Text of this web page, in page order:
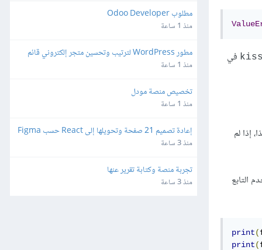
في
إذا لم
التابع
print(
print(
مطلوب Odoo Developer
منذ 1 ساعة
مطور WordPress لترتيب وتحسين متجر إلكتروني قائم
منذ 1 ساعة
تخصيص منصة مودل
منذ 1 ساعة
إعادة تصميم 21 صفحة وتحويلها إلى React حسب Figma
منذ 3 ساعة
تجربة منصة وكتابة تقرير عنها
منذ 3 ساعة